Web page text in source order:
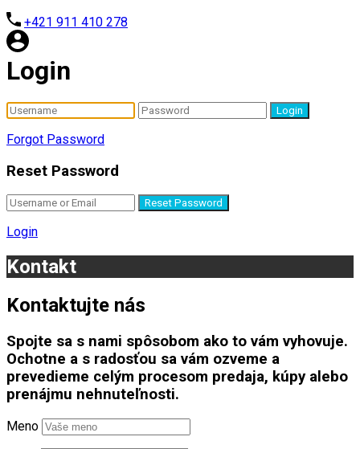
+421 911 410 278
Login
Login
Forgot Password
Reset Password
Reset Password
Login
Kontakt
Kontaktujte nás
Spojte sa s nami spôsobom ako to vám vyhovuje.
Ochotne a s radosťou sa vám ozveme a
prevedieme celým procesom predaja, kúpy alebo
prenájmu nehnuteľnosti.
Meno